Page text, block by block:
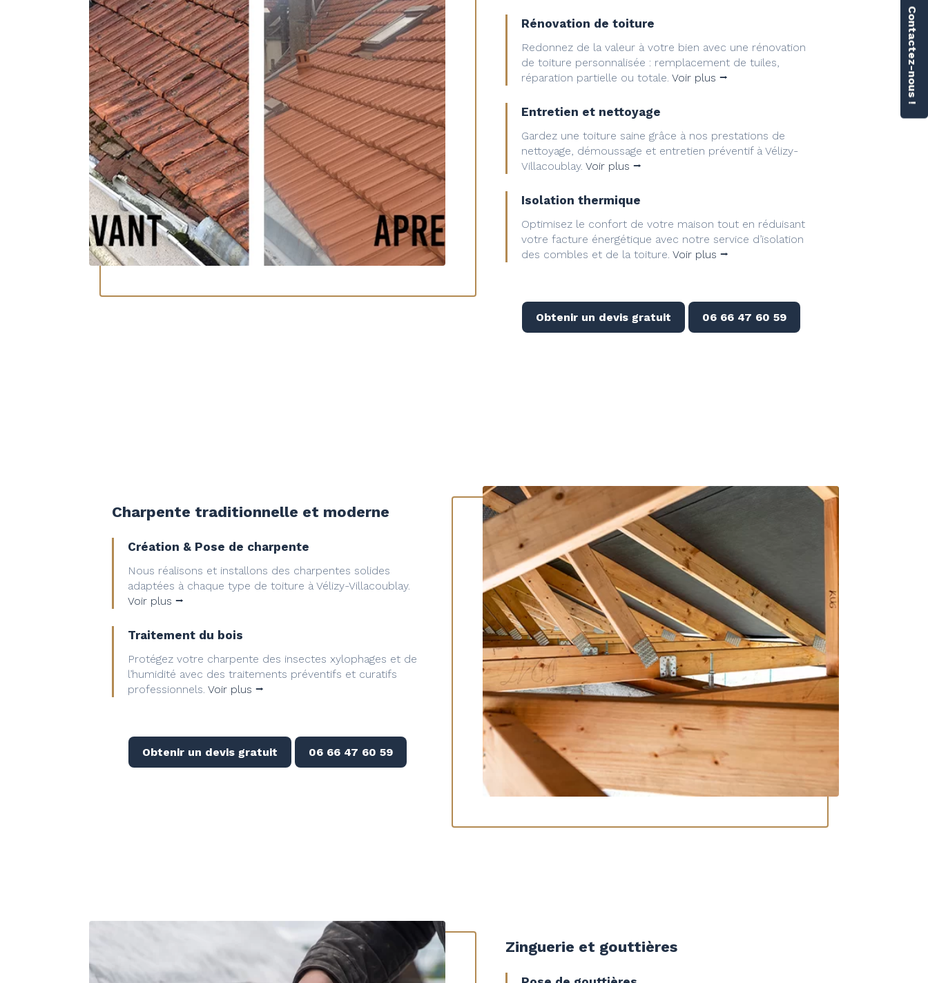
Rénovation de toiture
Redonnez de la valeur à votre bien avec une rénovation
de toiture personnalisée : remplacement de tuiles,
réparation partielle ou totale. Voir plus ⭢
Entretien et nettoyage
Gardez une toiture saine grâce à nos prestations de
nettoyage, démoussage et entretien préventif à Vélizy-
Villacoublay. Voir plus ⭢
Isolation thermique
Optimisez le confort de votre maison tout en réduisant
votre facture énergétique avec notre service d’isolation
des combles et de la toiture. Voir plus ⭢
Obtenir un devis gratuit 06 66 47 60 59
Charpente traditionnelle et moderne
Création & Pose de charpente
Nous réalisons et installons des charpentes solides
adaptées à chaque type de toiture à Vélizy-Villacoublay.
Voir plus ⭢
Traitement du bois
Protégez votre charpente des insectes xylophages et de
l’humidité avec des traitements préventifs et curatifs
professionnels. Voir plus ⭢
Obtenir un devis gratuit 06 66 47 60 59
Zinguerie et gouttières